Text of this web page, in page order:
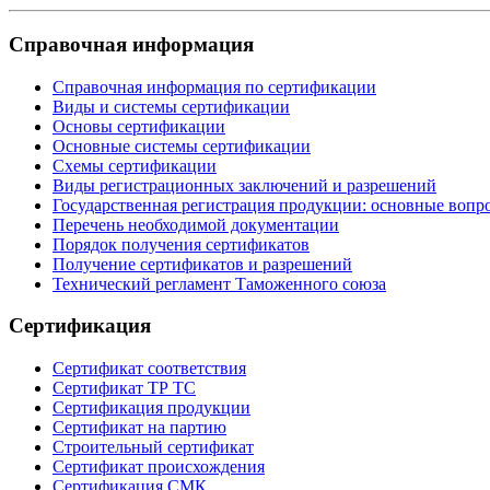
Справочная информация
Справочная информация по сертификации
Виды и системы сертификации
Основы сертификации
Основные системы сертификации
Схемы сертификации
Виды регистрационных заключений и разрешений
Государственная регистрация продукции: основные
Перечень необходимой документации
Порядок получения сертификатов
Получение сертификатов и разрешений
Технический регламент Таможенного союза
Сертификация
Сертификат соответствия
Сертификат ТР ТС
Сертификация продукции
Сертификат на партию
Строительный сертификат
Сертификат происхождения
Сертификация СМК